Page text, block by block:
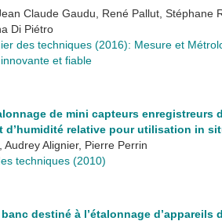
Claude Gaudu, René Pallut, Stéphane
Di Piétro
des techniques (2016): Mesure et
et fiable
de mini capteurs enregistreurs
d’humidité relative pour utilisation in
Audrey Alignier, Pierre Perrin
techniques (2010)
destiné à l’étalonnage d’appareils